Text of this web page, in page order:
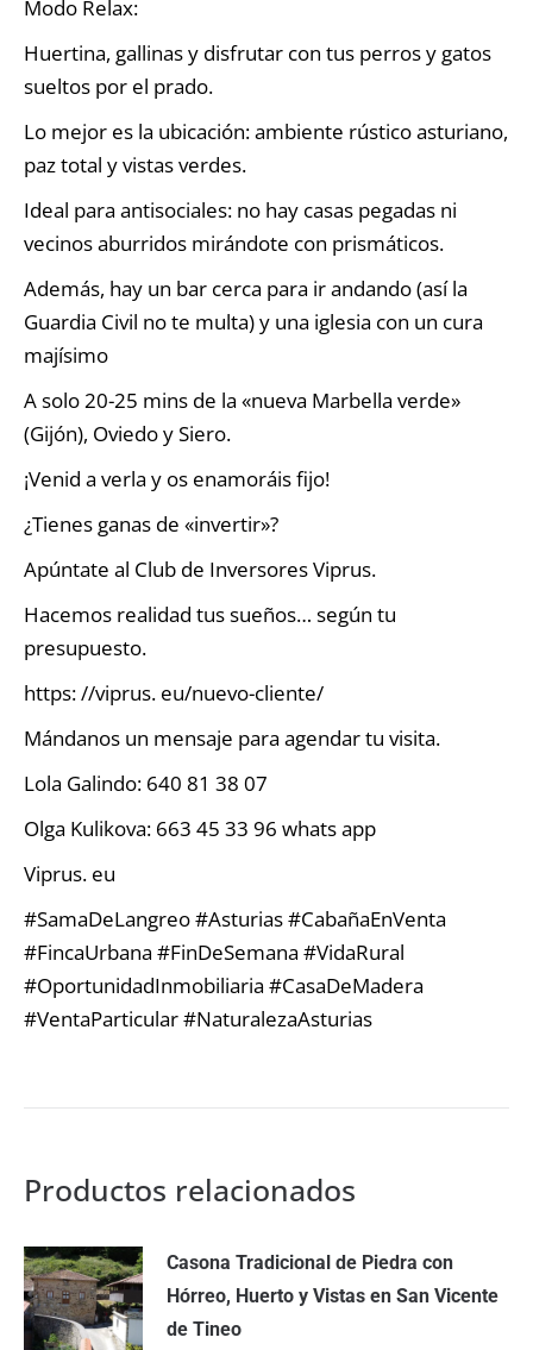
Modo Relax:
Huertina, gallinas y disfrutar con tus perros y gatos
sueltos por el prado.
Lo mejor es la ubicación: ambiente rústico asturiano,
paz total y vistas verdes.
Ideal para antisociales: no hay casas pegadas ni
vecinos aburridos mirándote con prismáticos.
Además, hay un bar cerca para ir andando (así la
Guardia Civil no te multa) y una iglesia con un cura
majísimo
A solo 20-25 mins de la «nueva Marbella verde»
(Gijón), Oviedo y Siero.
¡Venid a verla y os enamoráis fijo!
¿Tienes ganas de «invertir»?
Apúntate al Club de Inversores Viprus.
Hacemos realidad tus sueños… según tu
presupuesto.
https: //viprus. eu/nuevo-cliente/
Mándanos un mensaje para agendar tu visita.
Lola Galindo: 640 81 38 07
Olga Kulikova: 663 45 33 96 whats app
Viprus. eu
#SamaDeLangreo #Asturias #CabañaEnVenta
#FincaUrbana #FinDeSemana #VidaRural
#OportunidadInmobiliaria #CasaDeMadera
#VentaParticular #NaturalezaAsturias
Productos relacionados
Casona Tradicional de Piedra con
Hórreo, Huerto y Vistas en San Vicente
de Tineo